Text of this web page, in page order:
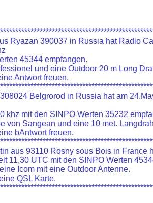
Ryazan 390037 in Russia hat Radio
45344 empfangen.
und eine Outdoor 20 m Long
Antwort freuen.
Belgrorod in Russia hat am
khz mit den SINPO Werten 35232
von Sangean und eine 10 met.
bAntwort freuen.
aus 93110 Rosny sous Bois in
11,30 UTC mit den SINPO Werten
Icom mit eine Outdoor Antenne.
QSL Karte.